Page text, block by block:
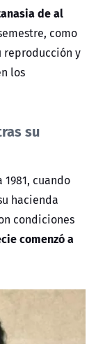
de al
como
reproducción y
los
su
cuando
hacienda
condiciones
comenzó a